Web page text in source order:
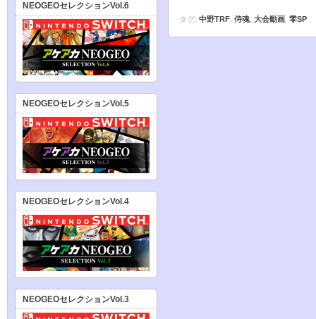
タグ: 中野TRF 侍魂 大会動画 零SP
NEOGEOセレクションVol.6
NEOGEOセレクションVol.5
NEOGEOセレクションVol.4
NEOGEOセレクションVol.3